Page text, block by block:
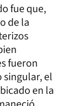
fue que,
de la
fueron
el
en la